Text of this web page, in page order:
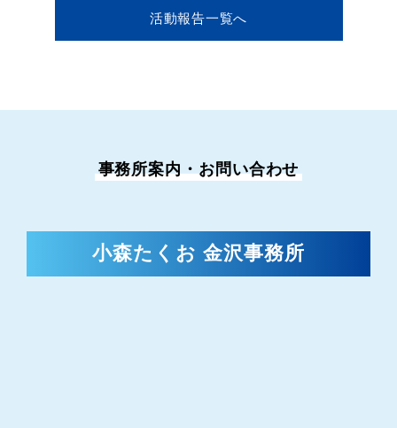
活動報告一覧へ
事務所案内・お問い合わせ
小森たくお 金沢事務所